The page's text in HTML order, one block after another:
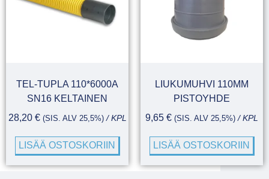
TEL-TUPLA 110*6000A
SN16 KELTAINEN
28,20 € (SIS. ALV 25,5%)/ KPL
LISÄÄ OSTOSKORIIN
LIUKUMUHVI 110MM
PISTOYHDE
9,65 € (SIS. ALV 25,5%) / KPL
LISÄÄ OSTOSKORIIN